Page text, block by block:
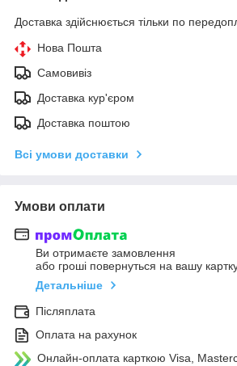
Доставка здійснюється тільки по
Нова Пошта
Самовивіз
Доставка кур'єром
Доставка поштою
Всі умови доставки
Умови оплати
Ви отримаєте замовлення
або гроші повернуться на вашу
Детальніше
Післяплата
Оплата на рахунок
Онлайн-оплата карткою Visa,